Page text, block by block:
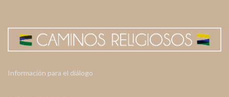
Información para el diálogo